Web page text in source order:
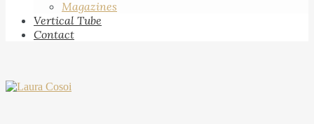
Magazines
Vertical Tube
Contact